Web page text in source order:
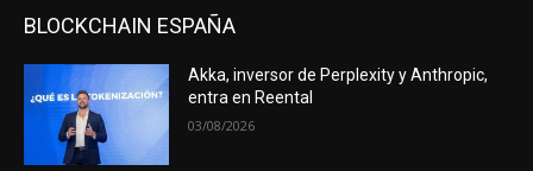
BLOCKCHAIN ESPAÑA
Akka, inversor de Perplexity y Anthropic,
entra en Reental
03/08/2026